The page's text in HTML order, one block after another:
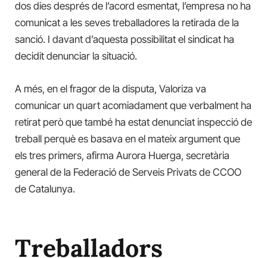
dos dies després de l’acord esmentat, l’empresa no ha
comunicat a les seves treballadores la retirada de la
sanció. I davant d’aquesta possibilitat el sindicat ha
decidit denunciar la situació.
A més, en el fragor de la disputa, Valoriza va
comunicar un quart acomiadament que verbalment ha
retirat però que també ha estat denunciat inspecció de
treball perquè es basava en el mateix argument que
els tres primers, afirma Aurora Huerga, secretària
general de la Federació de Serveis Privats de CCOO
de Catalunya.
Treballadors